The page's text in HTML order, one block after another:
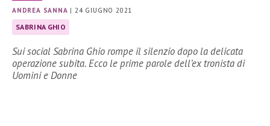
ANDREA SANNA |24 GIUGNO 2021
SABRINA GHIO
Sui social Sabrina Ghio rompe il silenzio dopo la delicata
operazione subita. Ecco le prime parole dell’ex tronista di
Uomini e Donne